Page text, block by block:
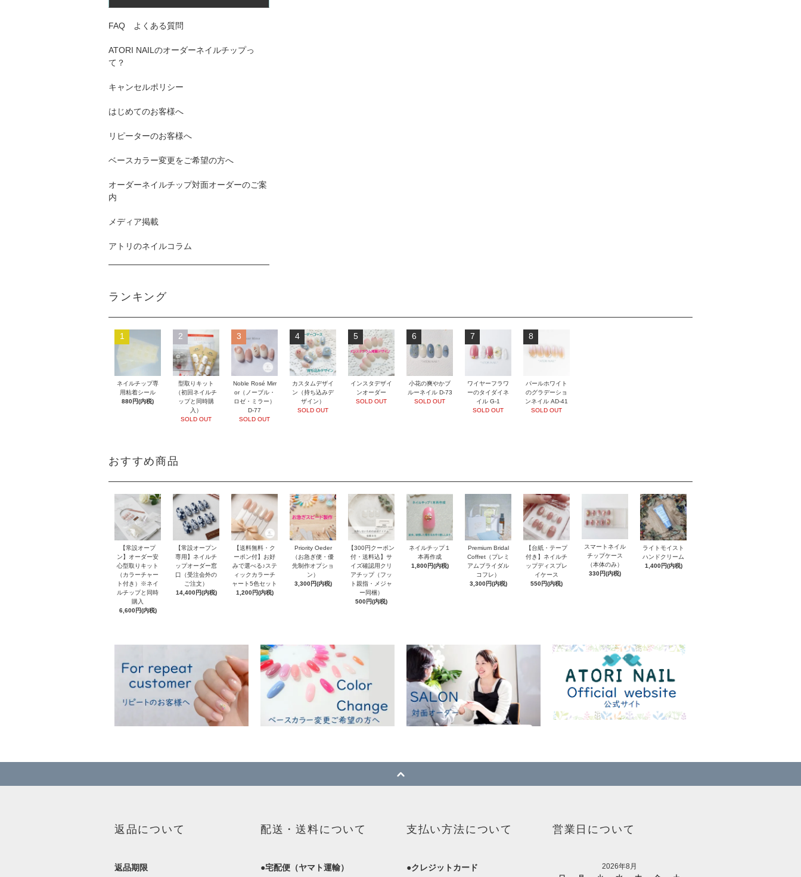
FAQ よくある質問
ATORI NAILのオーダーネイルチップっ
て？
キャンセルポリシー
はじめてのお客様へ
リピーターのお客様へ
ベースカラー変更をご希望の方へ
オーダーネイルチップ対面オーダーのご案
内
メディア掲載
アトリのネイルコラム
ランキング
1
ネイルチップ専
用粘着シール
880円(内税)
2
型取りキット
（初回ネイルチ
ップと同時購
入）
SOLD OUT
3
Noble Rosé Mirr
or（ノーブル・
ロゼ・ミラー）
D-77
SOLD OUT
4
カスタムデザイ
ン（持ち込みデ
ザイン）
SOLD OUT
5
インスタデザイ
ンオーダー
SOLD OUT
6
小花の爽やかブ
ルーネイル D-73
SOLD OUT
7
ワイヤーフラワ
ーのタイダイネ
イル G-1
SOLD OUT
8
パールホワイト
のグラデーショ
ンネイル AD-41
SOLD OUT
おすすめ商品
【常設オープ
ン】オーダー安
心型取りキット
（カラーチャー
ト付き）※ネイ
ルチップと同時
購入
6,600円(内税)
【常設オープン
専用】ネイルチ
ップオーダー窓
口（受注会外の
ご注文）
14,400円(内税)
【送料無料・ク
ーポン付】お好
みで選べる♪ステ
ィックカラーチ
ャート5色セット
1,200円(内税)
Priority Oeder
（お急ぎ便・優
先制作オプショ
ン）
3,300円(内税)
【300円クーポン
付・送料込】サ
イズ確認用クリ
アチップ（フッ
ト親指・メジャ
ー同梱）
500円(内税)
ネイルチップ１
本再作成
1,800円(内税)
Premium Bridal
Coffret（プレミ
アムブライダル
コフレ）
3,300円(内税)
【台紙・テープ
付き】ネイルチ
ップディスプレ
イケース
550円(内税)
スマートネイル
チップケース
（本体のみ）
330円(内税)
ライトモイスト
ハンドクリーム
1,400円(内税)
返品について
返品期限
配送・送料について
●宅配便（ヤマト運輸）
支払い方法について
●クレジットカード
営業日について
2026年8月